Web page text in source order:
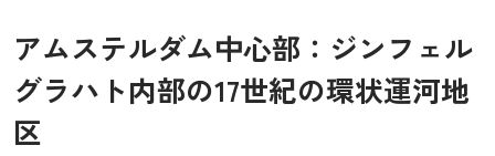
アムステルダム中心部：ジンフェル
グラハト内部の17世紀の環状運河地
区